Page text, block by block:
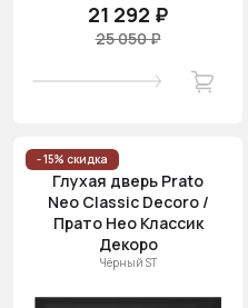
21 292 ₽
25 050 ₽
- 15% скидка
Глухая дверь Prato
Neo Classic Decoro /
Прато Нео Классик
Декоро
Чёрный ST